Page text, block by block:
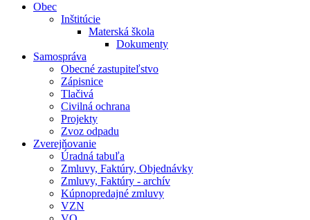
Obec
Inštitúcie
Materská škola
Dokumenty
Samospráva
Obecné zastupiteľstvo
Zápisnice
Tlačivá
Civilná ochrana
Projekty
Zvoz odpadu
Zverejňovanie
Úradná tabuľa
Zmluvy, Faktúry, Objednávky
Zmluvy, Faktúry - archív
Kúpnopredajné zmluvy
VZN